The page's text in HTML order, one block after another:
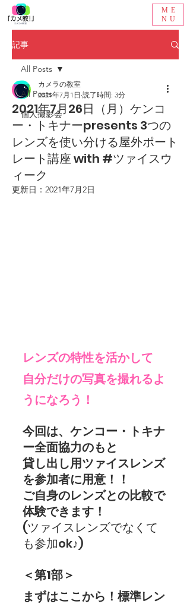
ME
NU
記事
All Posts
個人撮影会
All Posts
2021年7月26日（月）ケンコ
ー・トキナーpresents 3つの
レンズを使い分ける屋外ポート
レート講座 with #ツァイスウ
ィーク
カメラの教室
2021年7月1日 読了時間: 3分
更新日： 2021年7月2日
レンズの特性を活かして
自分だけの写真を撮れるよ
うになろう！
今回は、ケンコー・トキナ
ー全面協力のもと
貸し出し用ツァイスレンズ
を参加者に用意！！
ご自身のレンズとの比較で
体験できます！
(ツァイスレンズでなくて
も参加ok♪)
＜第1部＞
まずはここから！標準レン